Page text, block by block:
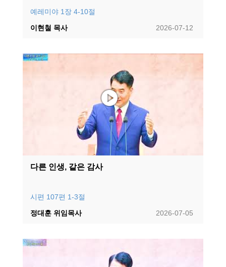
예레미야 1장 4-10절
2026-07-12
이현철 목사
다른 인생, 같은 감사
시편 107편 1-3절
2026-07-05
정대훈 위임목사